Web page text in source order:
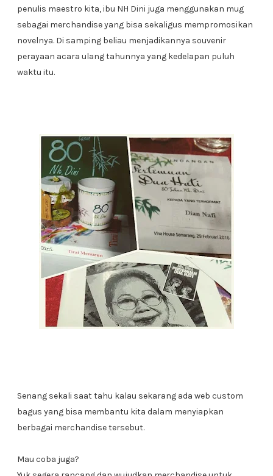
penulis maestro kita, ibu NH Dini juga menggunakan mug
sebagai merchandise yang bisa sekaligus mempromosikan
novelnya. Di samping beliau menjadikannya souvenir
perayaan acara ulang tahunnya yang kedelapan puluh
waktu itu.
Senang sekali saat tahu kalau sekarang ada web custom
bagus yang bisa membantu kita dalam menyiapkan
berbagai merchandise tersebut.
Mau coba juga?